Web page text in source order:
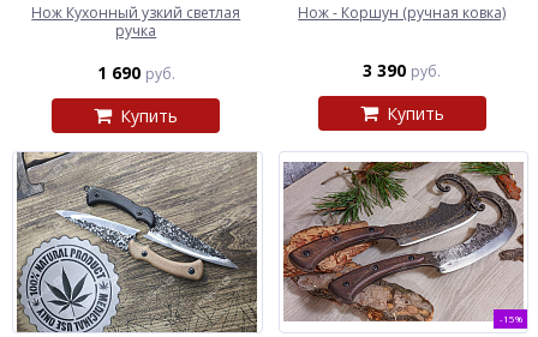
Нож Кухонный узкий светлая
ручка
1 690 руб.
Купить
Нож - Коршун (ручная ковка)
3 390 руб.
Купить
-15%